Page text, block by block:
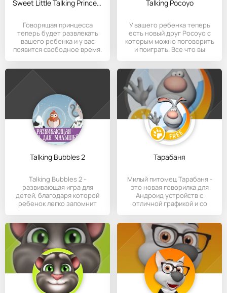
Sweet Little Talking Princess
Говорящая принцесса
теперь будет развлекать
вашего ребенка и у вас
появится свободное время.
Talking Pocoyo
У вашего ребенка теперь
есть новый друг Pocoyo с
которым можно поговорить
и поиграть. Все что вы
Talking Bubbles 2
Talking Bubbles 2 -
развивающая игра для
детей, благодаря которой
ребенок легко запомнит
Тарабаня
Милый питомец Тарабаня -
это новая говорилка для
Андроид устройств с
отличной графикой и со